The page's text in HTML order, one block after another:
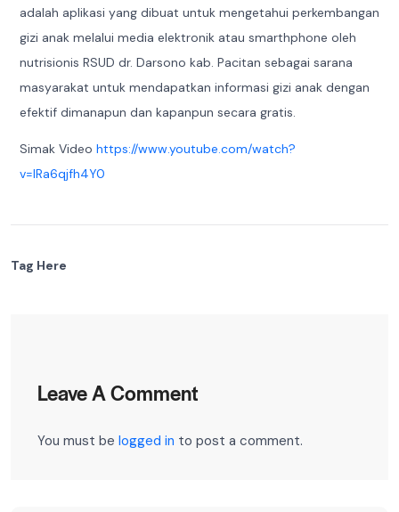
adalah aplikasi yang dibuat untuk mengetahui perkembangan
gizi anak melalui media elektronik atau smarthphone oleh
nutrisionis RSUD dr. Darsono kab. Pacitan sebagai sarana
masyarakat untuk mendapatkan informasi gizi anak dengan
efektif dimanapun dan kapanpun secara gratis.
Simak Video https://www.youtube.com/watch?
v=IRa6qjfh4Y0
Tag Here
Leave A Comment
You must be logged in to post a comment.